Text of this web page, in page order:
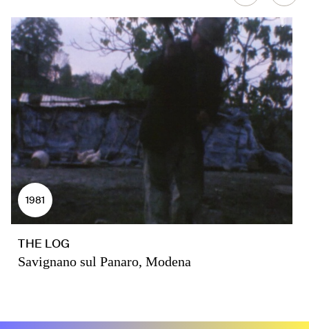
1981
THE LOG
Savignano sul Panaro, Modena